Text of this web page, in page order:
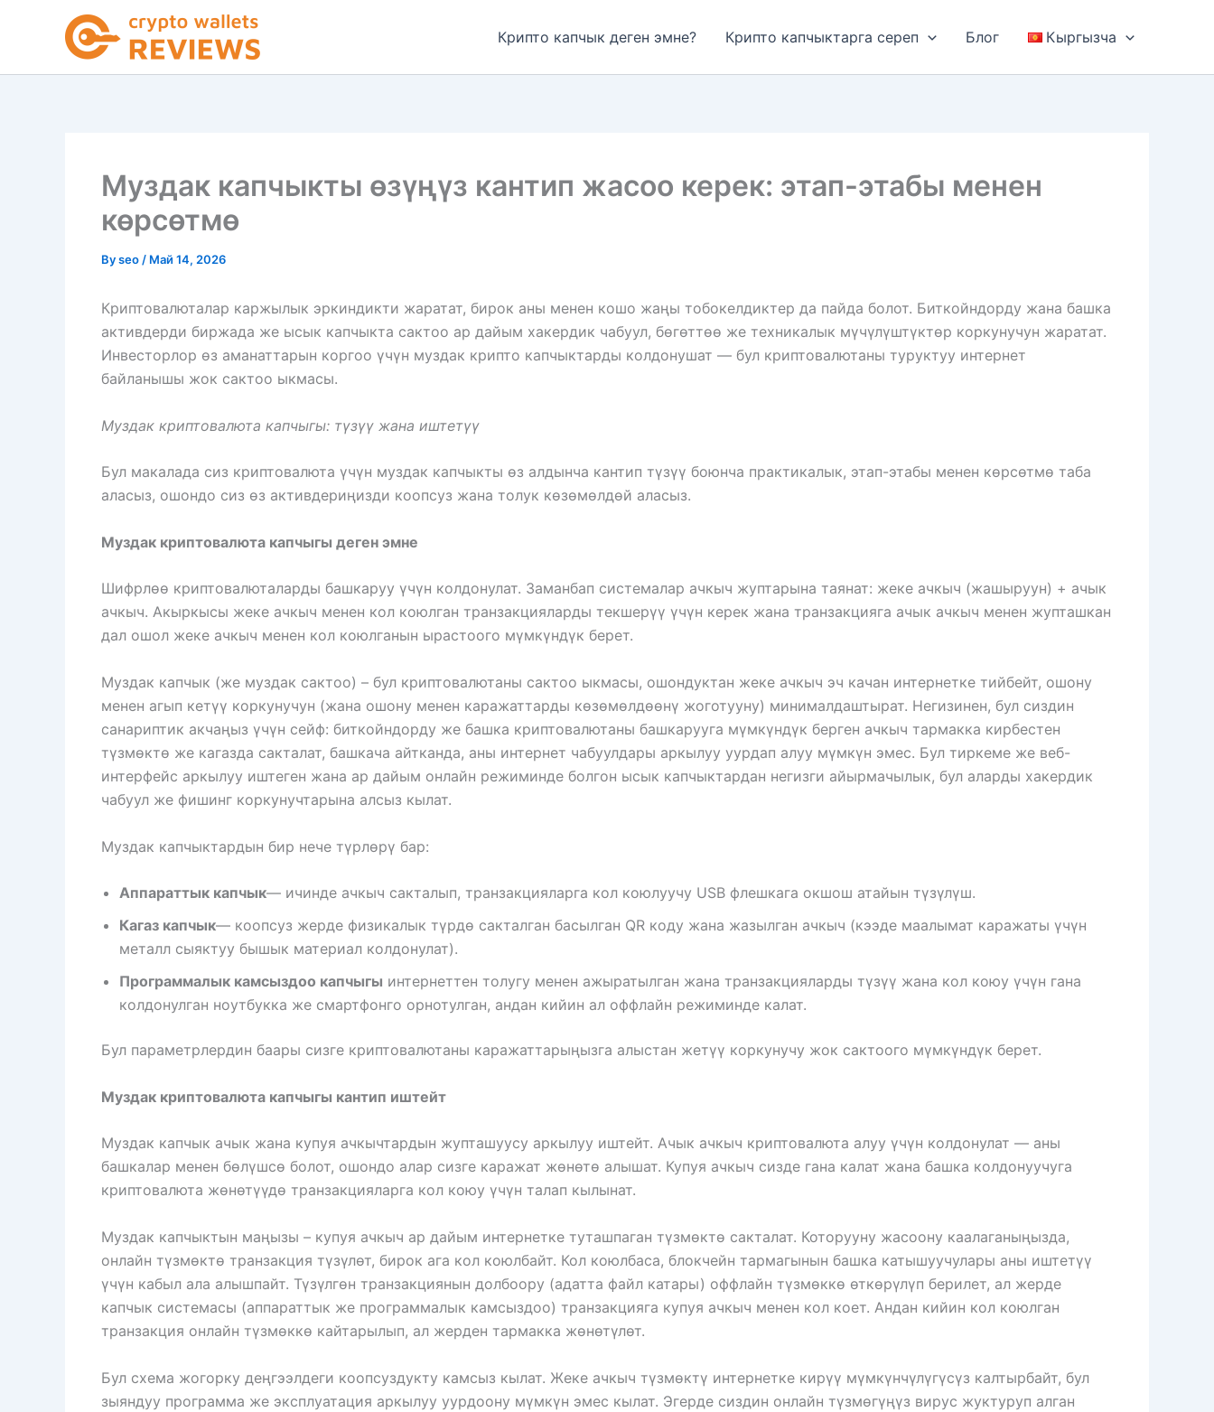
Крипто капчык деген эмне? Крипто капчыктарга сереп Блог Кыргызча
Муздак капчыкты өзүңүз кантип жасоо керек: этап-этабы менен
көрсөтмө
Byseo / Май 14, 2026
Криптовалюталар каржылык эркиндикти жаратат, бирок аны менен кошо жаңы тобокелдиктер да пайда болот. Биткойндорду жана башка
активдерди биржада же ысык капчыкта сактоо ар дайым хакердик чабуул, бөгөттөө же техникалык мүчүлүштүктөр коркунучун жаратат.
Инвесторлор өз аманаттарын коргоо үчүн муздак крипто капчыктарды колдонушат — бул криптовалютаны туруктуу интернет
байланышы жок сактоо ыкмасы.
Муздак криптовалюта капчыгы: түзүү жана иштетүү
Бул макалада сиз криптовалюта үчүн муздак капчыкты өз алдынча кантип түзүү боюнча практикалык, этап-этабы менен көрсөтмө таба
аласыз, ошондо сиз өз активдериңизди коопсуз жана толук көзөмөлдөй аласыз.
Муздак криптовалюта капчыгы деген эмне
Шифрлөө криптовалюталарды башкаруу үчүн колдонулат. Заманбап системалар ачкыч жуптарына таянат: жеке ачкыч (жашыруун) + ачык
ачкыч. Акыркысы жеке ачкыч менен кол коюлган транзакцияларды текшерүү үчүн керек жана транзакцияга ачык ачкыч менен жупташкан
дал ошол жеке ачкыч менен кол коюлганын ырастоого мүмкүндүк берет.
Муздак капчык (же муздак сактоо) – бул криптовалютаны сактоо ыкмасы, ошондуктан жеке ачкыч эч качан интернетке тийбейт, ошону
менен агып кетүү коркунучун (жана ошону менен каражаттарды көзөмөлдөөнү жоготууну) минималдаштырат. Негизинен, бул сиздин
санариптик акчаңыз үчүн сейф: биткойндорду же башка криптовалютаны башкарууга мүмкүндүк берген ачкыч тармакка кирбестен
түзмөктө же кагазда сакталат, башкача айтканда, аны интернет чабуулдары аркылуу уурдап алуу мүмкүн эмес. Бул тиркеме же веб-
интерфейс аркылуу иштеген жана ар дайым онлайн режиминде болгон ысык капчыктардан негизги айырмачылык, бул аларды хакердик
чабуул же фишинг коркунучтарына алсыз кылат.
Муздак капчыктардын бир нече түрлөрү бар:
Аппараттык капчык— ичинде ачкыч сакталып, транзакцияларга кол коюлуучу USB флешкага окшош атайын түзүлүш.
Кагаз капчык— коопсуз жерде физикалык түрдө сакталган басылган QR коду жана жазылган ачкыч (кээде маалымат каражаты үчүн
металл сыяктуу бышык материал колдонулат).
Программалык камсыздоо капчыгы интернеттен толугу менен ажыратылган жана транзакцияларды түзүү жана кол коюу үчүн гана
колдонулган ноутбукка же смартфонго орнотулган, андан кийин ал оффлайн режиминде калат.
Бул параметрлердин баары сизге криптовалютаны каражаттарыңызга алыстан жетүү коркунучу жок сактоого мүмкүндүк берет.
Муздак криптовалюта капчыгы кантип иштейт
Муздак капчык ачык жана купуя ачкычтардын жупташуусу аркылуу иштейт. Ачык ачкыч криптовалюта алуу үчүн колдонулат — аны
башкалар менен бөлүшсө болот, ошондо алар сизге каражат жөнөтө алышат. Купуя ачкыч сизде гана калат жана башка колдонуучуга
криптовалюта жөнөтүүдө транзакцияларга кол коюу үчүн талап кылынат.
Муздак капчыктын маңызы – купуя ачкыч ар дайым интернетке туташпаган түзмөктө сакталат. Которууну жасоону каалаганыңызда,
онлайн түзмөктө транзакция түзүлөт, бирок ага кол коюлбайт. Кол коюлбаса, блокчейн тармагынын башка катышуучулары аны иштетүү
үчүн кабыл ала алышпайт. Түзүлгөн транзакциянын долбоору (адатта файл катары) оффлайн түзмөккө өткөрүлүп берилет, ал жерде
капчык системасы (аппараттык же программалык камсыздоо) транзакцияга купуя ачкыч менен кол коет. Андан кийин кол коюлган
транзакция онлайн түзмөккө кайтарылып, ал жерден тармакка жөнөтүлөт.
Бул схема жогорку деңгээлдеги коопсуздукту камсыз кылат. Жеке ачкыч түзмөктү интернетке кирүү мүмкүнчүлүгүсүз калтырбайт, бул
зыяндуу программа же эксплуатация аркылуу уурдоону мүмкүн эмес кылат. Эгерде сиздин онлайн түзмөгүңүз вирус жуктуруп алган